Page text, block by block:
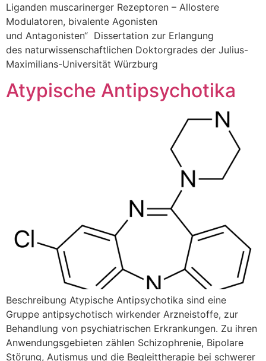
Liganden muscarinerger Rezeptoren – Allostere
Modulatoren, bivalente Agonisten
und Antagonisten“ Dissertation zur Erlangung
des naturwissenschaftlichen Doktorgrades der Julius-
Maximilians-Universität Würzburg
Atypische Antipsychotika
Beschreibung Atypische Antipsychotika sind eine
Gruppe antipsychotisch wirkender Arzneistoffe, zur
Behandlung von psychiatrischen Erkrankungen. Zu ihren
Anwendungsgebieten zählen Schizophrenie, Bipolare
Störung, Autismus und die Begleittherapie bei schwerer